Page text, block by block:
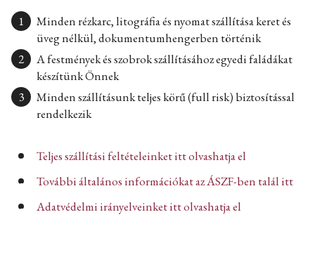
Minden rézkarc, litográfia és nyomat szállítása keret és
üveg nélkül, dokumentumhengerben történik
A festmények és szobrok szállításához egyedi faládákat
készítünk Önnek
Minden szállításunk teljes körű (full risk) biztosítással
rendelkezik
Teljes szállítási feltételeinket itt olvashatja el
További általános információkat az ÁSZF-ben talál itt
Adatvédelmi irányelveinket itt olvashatja el